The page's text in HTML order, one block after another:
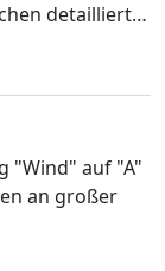
detailliert